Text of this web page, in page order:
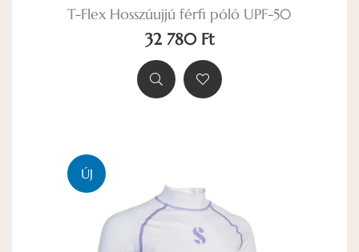
T-Flex Hosszúujjú férfi póló UPF-50
32 780 Ft
ÚJ